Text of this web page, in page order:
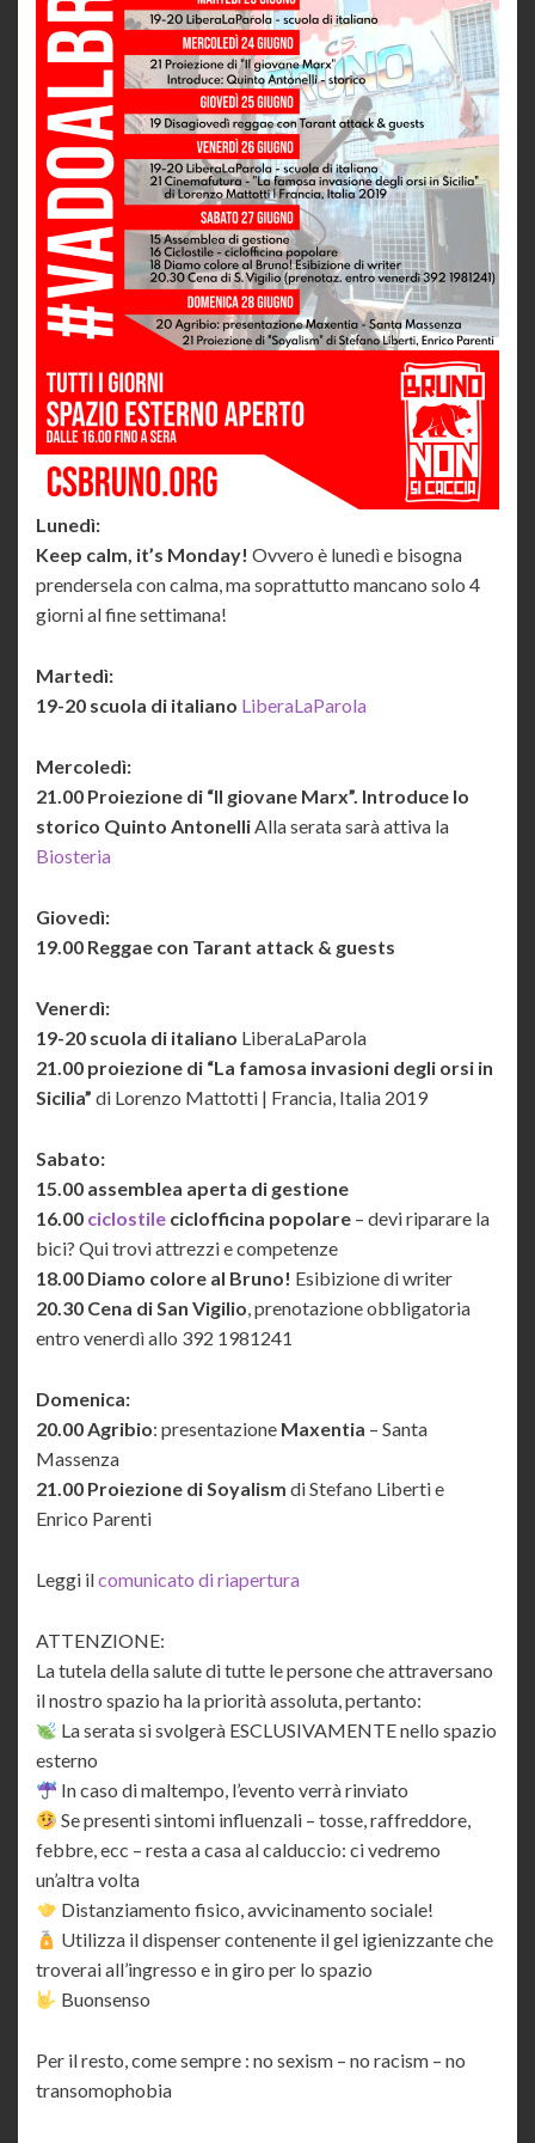
Lunedì:
Keep calm, it’s Monday! Ovvero è lunedì e bisogna
prendersela con calma, ma soprattutto mancano solo 4
giorni al fine settimana!
Martedì:
19-20 scuola di italiano LiberaLaParola
Mercoledì:
21.00 Proiezione di “Il giovane Marx”. Introduce lo
storico Quinto AntonelliAlla serata sarà attiva la
Biosteria
Giovedì:
19.00 Reggae con Tarant attack & guests
Venerdì:
19-20 scuola di italiano LiberaLaParola
21.00 proiezione di “La famosa invasioni degli orsi in
Sicilia” di Lorenzo Mattotti | Francia, Italia 2019
Sabato:
15.00 assemblea aperta di gestione
16.00 ciclostile ciclofficina popolare – devi riparare la
bici? Qui trovi attrezzi e competenze
18.00 Diamo colore al Bruno! Esibizione di writer
20.30 Cena di San Vigilio, prenotazione obbligatoria
entro venerdì allo 392 1981241
Domenica:
20.00 Agribio: presentazione Maxentia – Santa
Massenza
21.00 Proiezione di Soyalism di Stefano Liberti e
Enrico Parenti
Leggi ilcomunicato di riapertura
ATTENZIONE:
La tutela della salute di tutte le persone che attraversano
il nostro spazio ha la priorità assoluta, pertanto:
La serata si svolgerà ESCLUSIVAMENTE nello spazio
esterno
In caso di maltempo, l’evento verrà rinviato
Se presenti sintomi influenzali – tosse, raffreddore,
febbre, ecc – resta a casa al calduccio: ci vedremo
un’altra volta
Distanziamento fisico, avvicinamento sociale!
Utilizza il dispenser contenente il gel igienizzante che
troverai all’ingresso e in giro per lo spazio
Buonsenso
Per il resto, come sempre : no sexism – no racism – no
transomophobia